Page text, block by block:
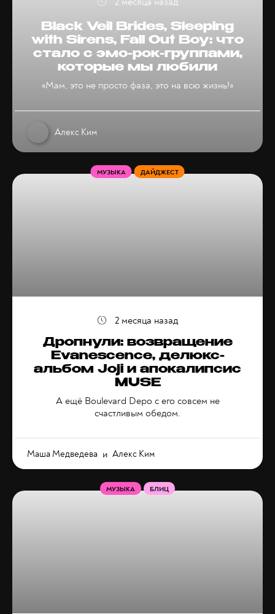
Black Veil Brides, Sleeping
with Sirens, Fall Out Boy: что
стало с эмо-рок-группами,
которые мы любили
«Мам, это не просто фаза, это на всю жизнь!»
Алекс Ким
Дропнули: возвращение
Evanescence, делюкс-
альбом Joji и апокалипсис
MUSE
А ещё Boulevard Depo с его совсем не
счастливым обедом.
МУЗЫКА ДАЙДЖЕСТ
Маша Медведева и Алекс Ким
2 месяца назад
МУЗЫКА БЛИЦ